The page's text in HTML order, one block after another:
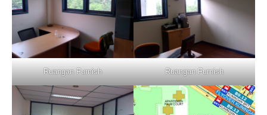
Ruangan Furnish Ruangan Furnish